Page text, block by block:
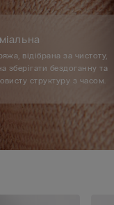
відібрана за чистоту,
зберігати бездоганну та
структуру з часом.